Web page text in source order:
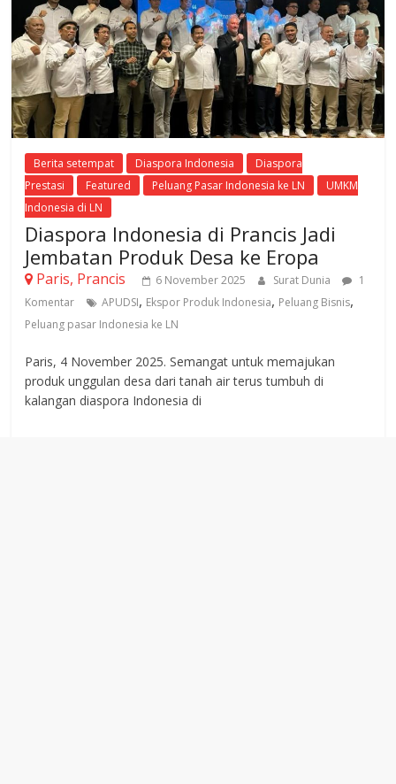
Berita setempat Diaspora Indonesia
Diaspora
Prestasi
Featured Peluang Pasar Indonesia ke LN
UMKM
Indonesia di LN
Diaspora Indonesia di Prancis Jadi
Jembatan Produk Desa ke Eropa
Paris, Prancis 6 November 2025 Surat Dunia
1
Komentar
APUDSI, Ekspor Produk Indonesia, Peluang Bisnis,
Peluang pasar Indonesia ke LN
Paris, 4 November 2025. Semangat untuk memajukan
produk unggulan desa dari tanah air terus tumbuh di
kalangan diaspora Indonesia di